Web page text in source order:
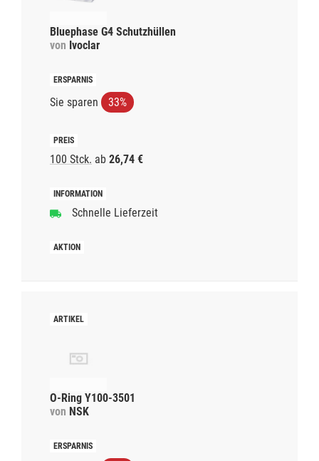
Bluephase G4 Schutzhüllen
von Ivoclar
Sie sparen 33%
100 Stck. ab 26,74 €
Schnelle Lieferzeit
O-Ring Y100-3501
von NSK